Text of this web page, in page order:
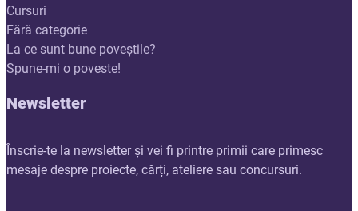
Cursuri
Fără categorie
La ce sunt bune poveștile?
Spune-mi o poveste!
Newsletter
Înscrie-te la newsletter și vei fi printre primii care primesc
mesaje despre proiecte, cărți, ateliere sau concursuri.